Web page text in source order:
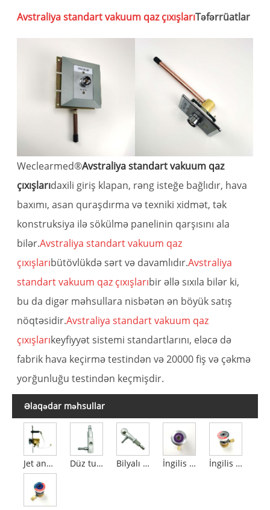
Avstraliya standart vakuum qaz çıxışlarıTəfərrüatlar
Weclearmed®Avstraliya standart vakuum qaz
çıxışlarıdaxili giriş klapan, rəng isteğe bağlıdır, hava
baxımı, asan quraşdırma və texniki xidmət, tək
konstruksiya ilə sökülmə panelinin qarşısını ala
bilər.Avstraliya standart vakuum qaz
çıxışlarıbütövlükdə sərt və davamlıdır.Avstraliya
standart vakuum qaz çıxışlarıbir əllə sıxıla bilər ki,
bu da digər məhsullara nisbətən ən böyük satış
nöqtəsidir.Avstraliya standart vakuum qaz
çıxışlarıkeyfiyyət sistemi standartlarını, eləcə də
fabrik hava keçirmə testindən və 20000 fiş və çəkmə
yorğunluğu testindən keçmişdir.
Əlaqədar məhsullar
Jet anesteziya qaz buraxma cihazı Düz tutacaq tapançası Bilyalı tapança İngilis standart AGSS satış nöqtələri İngilis standart karbon qazı çıxışları